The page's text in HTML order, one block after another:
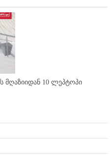
მღაზიიდან 10 ლეპტოპი